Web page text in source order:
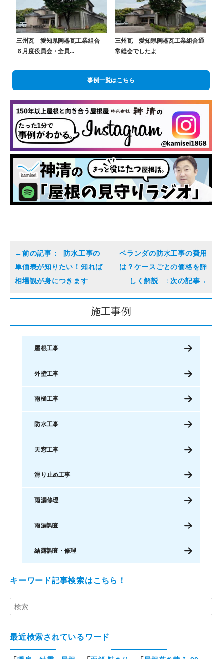
三州瓦 愛知県陶器瓦工業組合
６月度役員会・全員...
三州瓦 愛知県陶器瓦工業組合通
常総会でしたよ
事例一覧はこちら
防水工事の
単価表が知りたい！知れば
相場観が身につきます
ベランダの防水工事の費用
は？ケースごとの価格を詳
しく解説
施工事例
屋根工事
外壁工事
雨樋工事
防水工事
天窓工事
滑り止め工事
雨漏修理
雨漏調査
結露調査・修理
キーワード記事検索はこちら！
最近検索されているワード